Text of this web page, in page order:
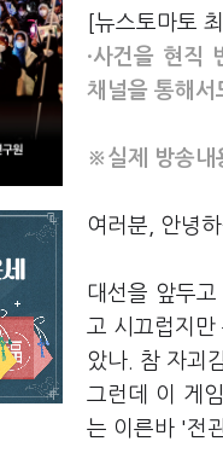
[뉴스토마토
·사건을 현직
채널을 통해서
※실제 방송내
여러분, 안녕
대선을 앞두
고 시끄럽지만
았나. 참 자괴
그런데 이 게
는 이른바 '전